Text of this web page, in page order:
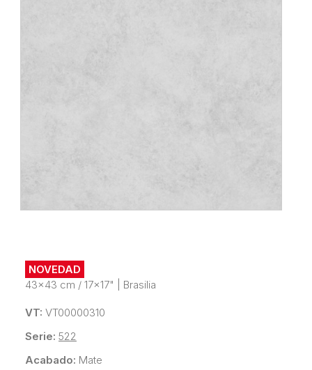
NOVEDAD
43x43 cm / 17x17"
Brasilia
VT: VT00000310
Serie: 522
Acabado: Mate